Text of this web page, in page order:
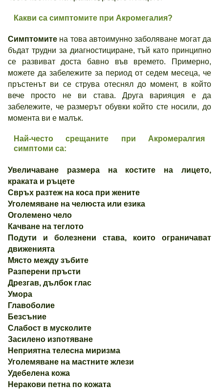
Какви са симптомите при Акромегалия?
Симптомите на това автоимунно заболяване могат да
бъдат трудни за диагностициране, тъй като принципно
се развиват доста бавно във времето. Примерно,
можете да забележите за период от седем месеца, че
пръстенът ви се струва отеснял до момент, в който
вече просто не ви става. Друга варияция е да
забележите, че размерът обувки който сте носили, до
момента ви е малък.
Най-често срещаните при Акромералгия
симптоми са:
Увеличаване размера на костите на лицето,
краката и ръцете
Свръх разтеж на коса при жените
Уголемяване на челюста или езика
Оголемено чело
Качване на теглото
Подути и болезнени става, които ограничават
движенията
Място между зъбите
Разперени пръсти
Дрезгав, дълбок глас
Умора
Главоболие
Безсъние
Слабост в мусколите
Засилено изпотяване
Неприятна телесна миризма
Уголемяване на мастните жлези
Удебелена кожа
Неракови петна по кожата